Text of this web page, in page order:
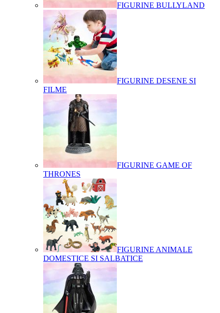
FIGURINE BULLYLAND
FIGURINE DESENE SI
FILME
FIGURINE GAME OF
THRONES
FIGURINE ANIMALE
DOMESTICE SI SALBATICE